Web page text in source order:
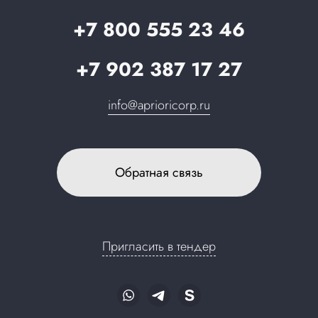
+7 800 555 23 46
+7 902 387 17 27
info@aprioricorp.ru
Обратная связь
Пригласить в тендер
Запрос в поддержку